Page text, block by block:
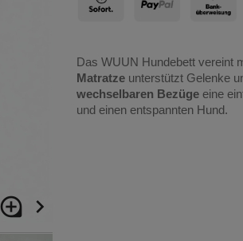
loupe navigate_next
Das WUUN Hundebett vereint
Matratze unterstützt Gelenke
wechselbaren Bezüge eine
und einen entspannten Hund.